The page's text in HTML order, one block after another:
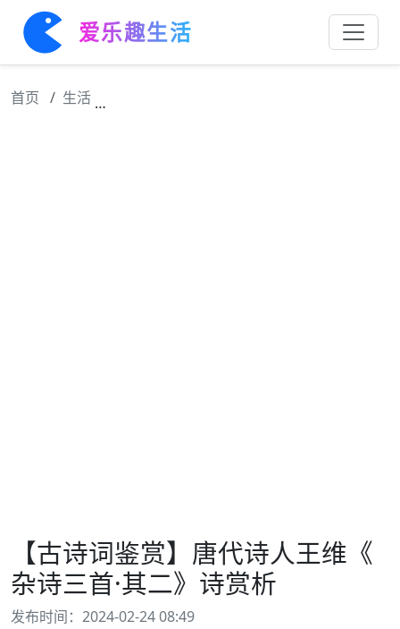
爱乐趣生活
首页 生活
【古诗词鉴赏】唐代诗人王维《​
杂诗三首·其二​》诗赏析
发布时间：2024-02-24 08:49